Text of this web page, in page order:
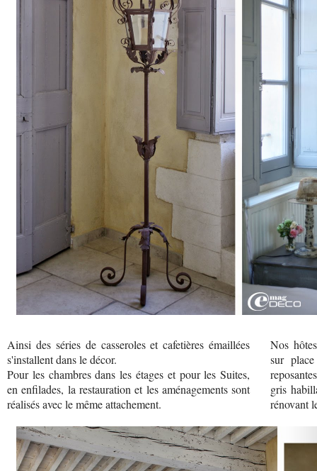
Ainsi des séries de casseroles et cafetières émaillées
s'installent dans le décor.
Pour les chambres dans les étages et pour les Suites,
en enfilades, la restauration et les aménagements sont
réalisés avec le même attachement.
Nos
sur
gris
rénovant